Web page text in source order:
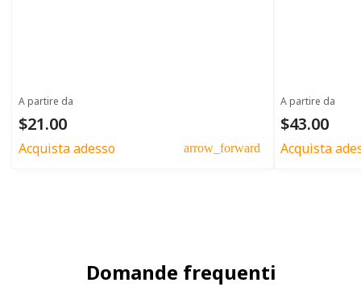
A partire da
$21.00
Acquista adesso arrow_forward
A partire da
$43.00
Acquista
Domande frequenti